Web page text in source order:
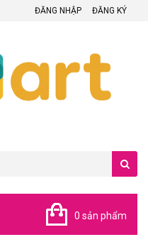
ĐĂNG NHẬP ĐĂNG KÝ
0 sản phẩm